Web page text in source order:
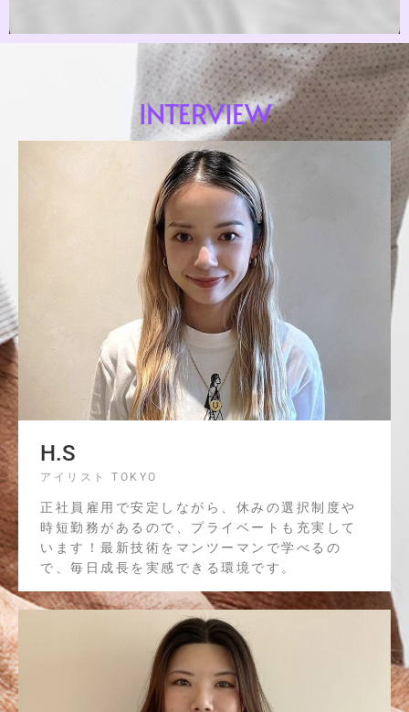
INTERVIEW
H.S
アイリスト TOKYO
正社員雇用で安定しながら、休みの選択制度や
時短勤務があるので、プライベートも充実して
います！最新技術をマンツーマンで学べるの
で、毎日成長を実感できる環境です。